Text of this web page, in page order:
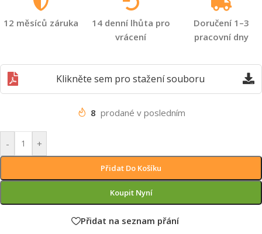
12 měsíců záruka
14 denní lhůta pro
vrácení
Doručení 1–3
pracovní dny
Klikněte sem pro stažení souboru
8 prodané v posledním
- +
Přidat Do Košíku
Koupit Nyní
Přidat na seznam přání